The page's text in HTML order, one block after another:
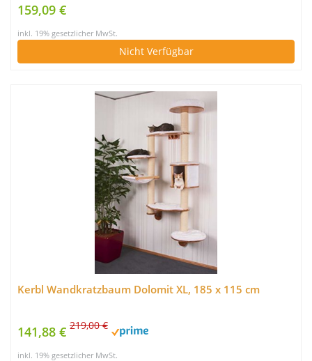
159,09 €
inkl. 19% gesetzlicher MwSt.
Nicht Verfügbar
Kerbl Wandkratzbaum Dolomit XL, 185 x 115 cm
141,88 € 219,00 €
inkl. 19% gesetzlicher MwSt.